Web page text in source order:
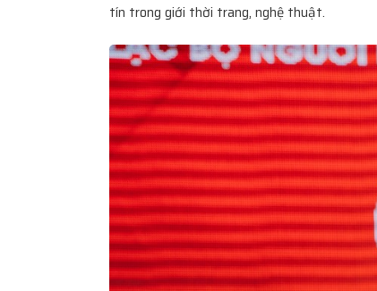
Nghệ sĩ Lan Chi - Trái tim thơ trên
HC Salon Music & English mở
và kỹ năng giao tiếp
Tọa đàm sức khỏe phổi kết nối
Thái Lan
Ba đại diện Việt Nam được kỳ
and Queen Republic Continent
Trạm Phóng Tương Lai mùa 7
tín trong giới thời trang, nghệ thuật.